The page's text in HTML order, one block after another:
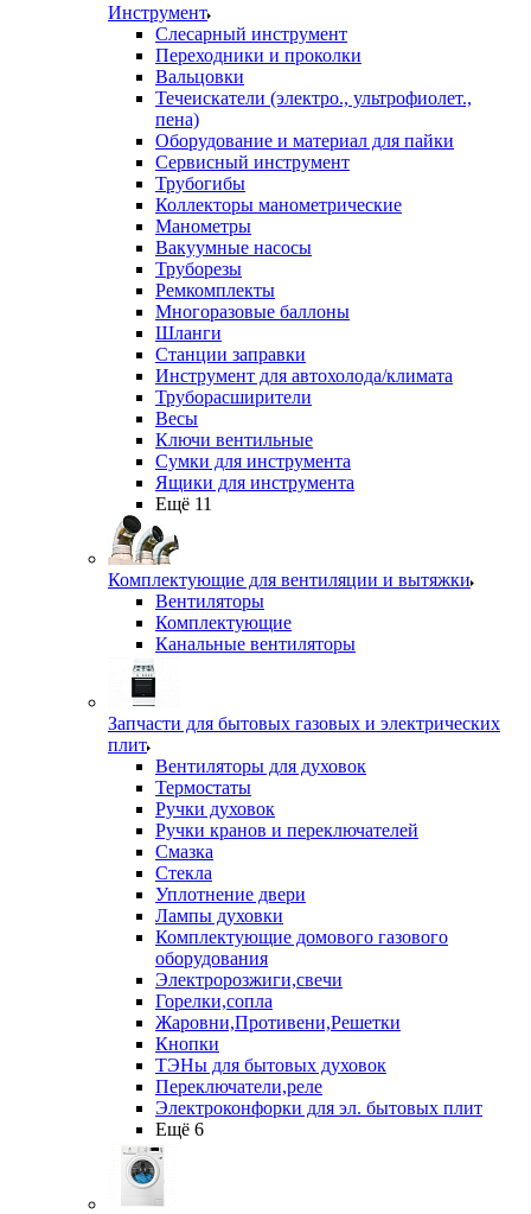
Инструмент
Слесарный инструмент
Переходники и проколки
Вальцовки
Течеискатели (электро., ультрофиолет.,
пена)
Оборудование и материал для пайки
Сервисный инструмент
Трубогибы
Коллекторы манометрические
Манометры
Вакуумные насосы
Труборезы
Ремкомплекты
Многоразовые баллоны
Шланги
Станции заправки
Инструмент для автохолода/климата
Труборасширители
Весы
Ключи вентильные
Сумки для инструмента
Ящики для инструмента
Ещё 11
Комплектующие для вентиляции и вытяжки
Вентиляторы
Комплектующие
Канальные вентиляторы
Запчасти для бытовых газовых и электрических
плит
Вентиляторы для духовок
Термостаты
Ручки духовок
Ручки кранов и переключателей
Смазка
Стекла
Уплотнение двери
Лампы духовки
Комплектующие домового газового
оборудования
Электророзжиги,свечи
Горелки,сопла
Жаровни,Противени,Решетки
Кнопки
ТЭНы для бытовых духовок
Переключатели,реле
Электроконфорки для эл. бытовых плит
Ещё 6